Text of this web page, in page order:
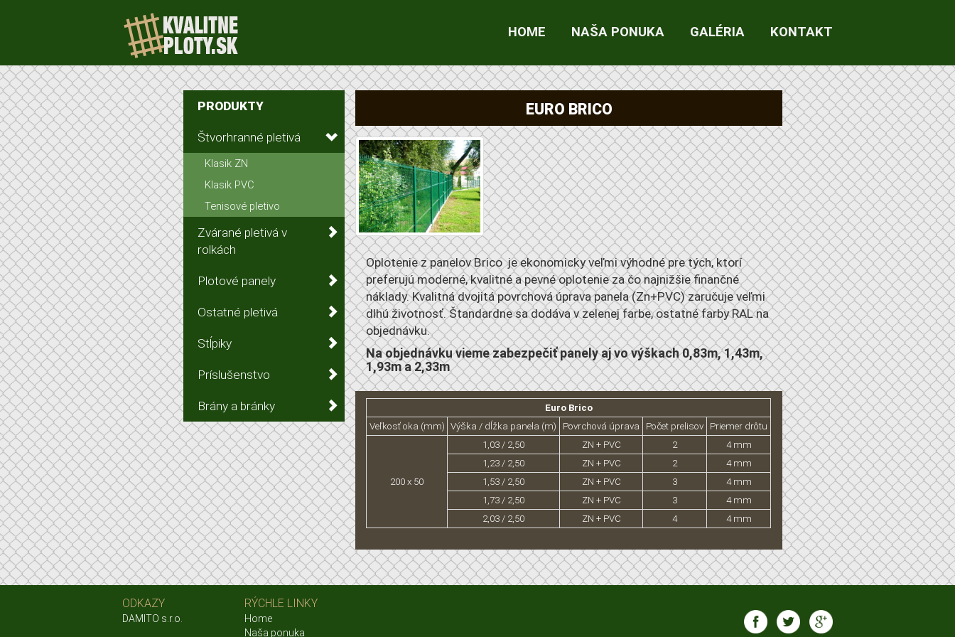
HOME NAŠA PONUKA GALÉRIA KONTAKT
PRODUKTY
Štvorhranné pletivá
Klasik ZN
Klasik PVC
Tenisové pletivo
Zvárané pletivá v
rolkách
Plotové panely
Ostatné pletivá
Stĺpiky
Príslušenstvo
Brány a bránky
EURO BRICO
Oplotenie z panelov Brico je ekonomicky veľmi výhodné pre tých, ktorí
preferujú moderné, kvalitné a pevné oplotenie za čo najnižšie finančné
náklady. Kvalitná dvojitá povrchová úprava panela (Zn+PVC) zaručuje veľmi
dlhú životnosť. Štandardne sa dodáva v zelenej farbe, ostatné farby RAL na
objednávku.
Na objednávku vieme zabezpečiť panely aj vo výškach 0,83m, 1,43m,
1,93m a 2,33m
Euro Brico
Veľkosť oka (mm)
Výška / dĺžka panela (m) Povrchová úprava Počet prelisov Priemer drôtu
200 x 50
1,03 / 2,50 ZN + PVC 2
4 mm
1,23 / 2,50
ZN + PVC 2
4 mm
1,53 / 2,50
ZN + PVC 3
4 mm
1,73 / 2,50
ZN + PVC 3
4 mm
2,03 / 2,50
ZN + PVC 4 4 mm
ODKAZY
DAMITO s.r.o.
RÝCHLE LINKY
Home
Naša ponuka